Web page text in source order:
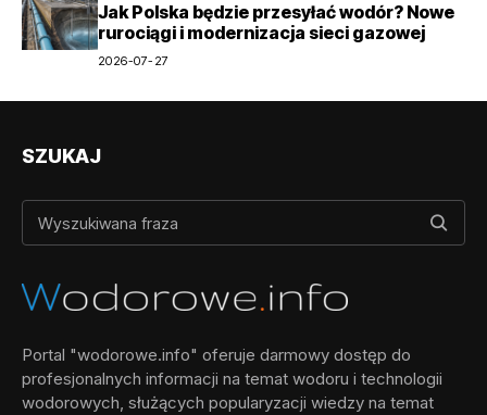
Jak Polska będzie przesyłać wodór? Nowe
rurociągi i modernizacja sieci gazowej
2026-07-27
SZUKAJ
Portal "wodorowe.info" oferuje darmowy dostęp do
profesjonalnych informacji na temat wodoru i technologii
wodorowych, służących popularyzacji wiedzy na temat